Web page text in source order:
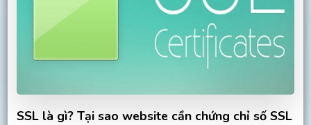
SSL là gì? Tại sao website cần chứng chỉ số SSL